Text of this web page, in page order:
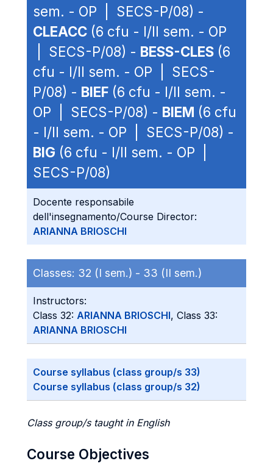
sem. - OP | SECS-P/08) -
CLEACC (6 cfu - I/II sem. - OP
| SECS-P/08) - BESS-CLES (6
cfu - I/II sem. - OP | SECS-
P/08) - BIEF (6 cfu - I/II sem. -
OP | SECS-P/08) - BIEM (6 cfu
- I/II sem. - OP | SECS-P/08) -
BIG (6 cfu - I/II sem. - OP |
SECS-P/08)
Docente responsabile
dell'insegnamento/Course Director:
ARIANNA BRIOSCHI
Classes: 32 (I sem.) - 33 (II sem.)
Instructors:
Class 32: ARIANNA BRIOSCHI, Class 33:
ARIANNA BRIOSCHI
Course syllabus (class group/s 33)
Course syllabus (class group/s 32)
Class group/s taught in English
Course Objectives